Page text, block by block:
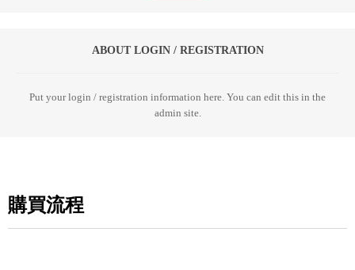
ABOUT LOGIN / REGISTRATION
Put your login / registration information here. You can edit this in the
admin site.
購買流程